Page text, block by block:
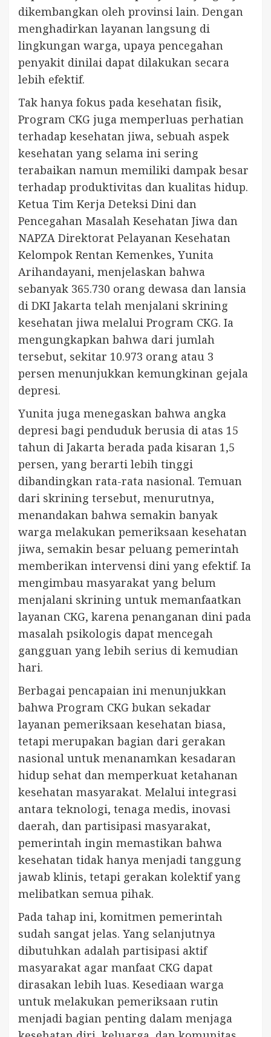
dikembangkan oleh provinsi lain. Dengan
menghadirkan layanan langsung di
lingkungan warga, upaya pencegahan
penyakit dinilai dapat dilakukan secara
lebih efektif.
Tak hanya fokus pada kesehatan fisik,
Program CKG juga memperluas perhatian
terhadap kesehatan jiwa, sebuah aspek
kesehatan yang selama ini sering
terabaikan namun memiliki dampak besar
terhadap produktivitas dan kualitas hidup.
Ketua Tim Kerja Deteksi Dini dan
Pencegahan Masalah Kesehatan Jiwa dan
NAPZA Direktorat Pelayanan Kesehatan
Kelompok Rentan Kemenkes, Yunita
Arihandayani, menjelaskan bahwa
sebanyak 365.730 orang dewasa dan lansia
di DKI Jakarta telah menjalani skrining
kesehatan jiwa melalui Program CKG. Ia
mengungkapkan bahwa dari jumlah
tersebut, sekitar 10.973 orang atau 3
persen menunjukkan kemungkinan gejala
depresi.
Yunita juga menegaskan bahwa angka
depresi bagi penduduk berusia di atas 15
tahun di Jakarta berada pada kisaran 1,5
persen, yang berarti lebih tinggi
dibandingkan rata-rata nasional. Temuan
dari skrining tersebut, menurutnya,
menandakan bahwa semakin banyak
warga melakukan pemeriksaan kesehatan
jiwa, semakin besar peluang pemerintah
memberikan intervensi dini yang efektif. Ia
mengimbau masyarakat yang belum
menjalani skrining untuk memanfaatkan
layanan CKG, karena penanganan dini pada
masalah psikologis dapat mencegah
gangguan yang lebih serius di kemudian
hari.
Berbagai pencapaian ini menunjukkan
bahwa Program CKG bukan sekadar
layanan pemeriksaan kesehatan biasa,
tetapi merupakan bagian dari gerakan
nasional untuk menanamkan kesadaran
hidup sehat dan memperkuat ketahanan
kesehatan masyarakat. Melalui integrasi
antara teknologi, tenaga medis, inovasi
daerah, dan partisipasi masyarakat,
pemerintah ingin memastikan bahwa
kesehatan tidak hanya menjadi tanggung
jawab klinis, tetapi gerakan kolektif yang
melibatkan semua pihak.
Pada tahap ini, komitmen pemerintah
sudah sangat jelas. Yang selanjutnya
dibutuhkan adalah partisipasi aktif
masyarakat agar manfaat CKG dapat
dirasakan lebih luas. Kesediaan warga
untuk melakukan pemeriksaan rutin
menjadi bagian penting dalam menjaga